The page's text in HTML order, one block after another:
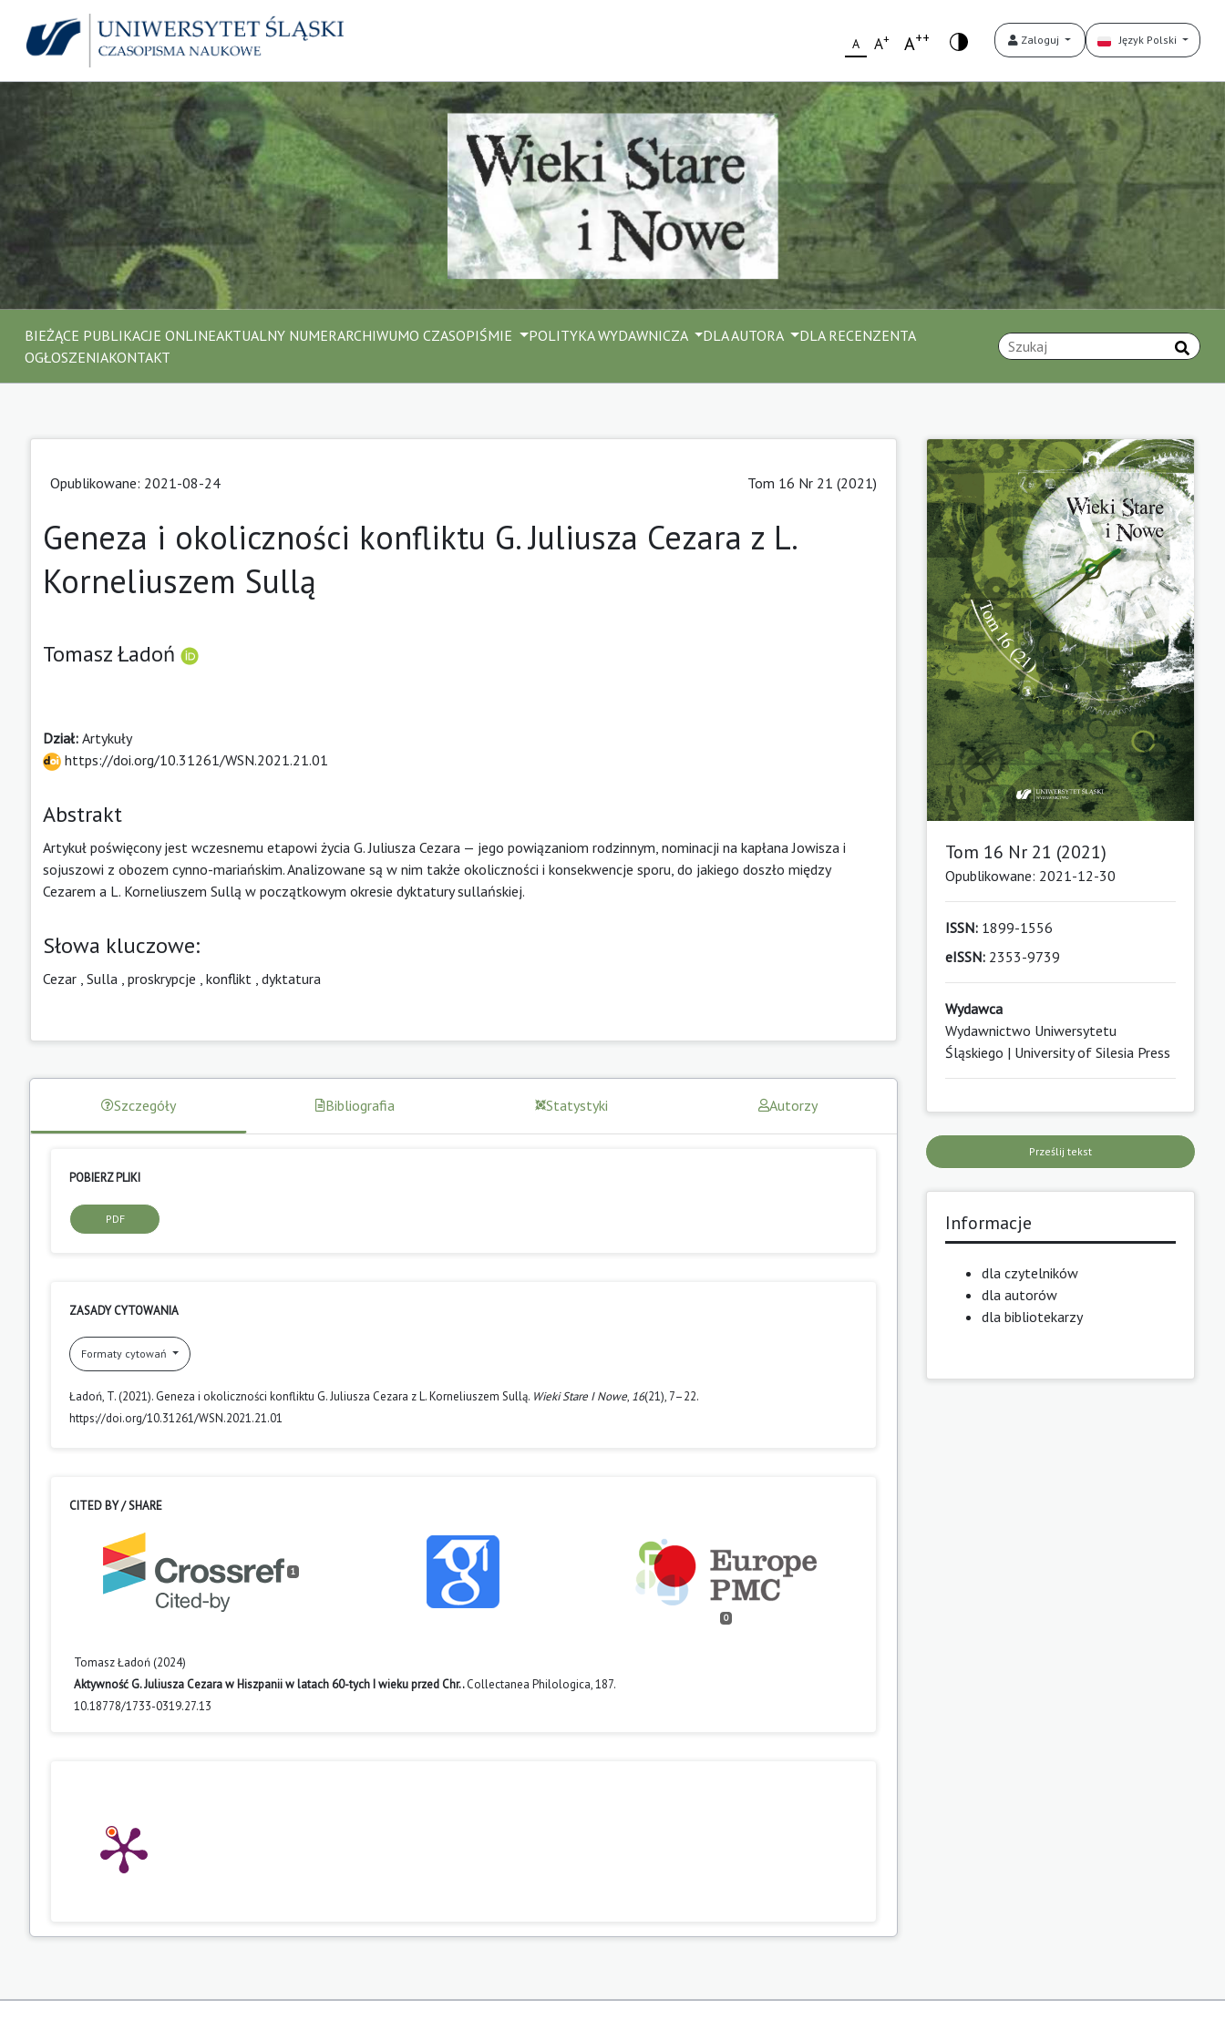
A A+ A++ Zaloguj Język Polski
BIEŻĄCE PUBLIKACJE ONLINEAKTUALNY NUMERARCHIWUMO CZASOPIŚMIE POLITYKA WYDAWNICZA DLA AUTORA
DLA RECENZENTA
OGŁOSZENIAKONTAKT
Opublikowane: 2021-08-24 Tom 16 Nr 21 (2021)
Geneza i okoliczności konfliktu G. Juliusza Cezara z L.
Korneliuszem Sullą
Tomasz Ładoń
Dział: Artykuły
https://doi.org/10.31261/WSN.2021.21.01
Abstrakt
Artykuł poświęcony jest wczesnemu etapowi życia G. Juliusza Cezara — jego powiązaniom rodzinnym, nominacji na kapłana Jowisza i
sojuszowi z obozem cynno-mariańskim. Analizowane są w nim także okoliczności i konsekwencje sporu, do jakiego doszło między
Cezarem a L. Korneliuszem Sullą w początkowym okresie dyktatury sullańskiej.
Słowa kluczowe:
Cezar Sulla proskrypcje konflikt dyktatura
Szczegóły Bibliografia Statystyki Autorzy
POBIERZ PLIKI
PDF
ZASADY CYTOWANIA
Formaty cytowań
Ładoń, T. (2021). Geneza i okoliczności konfliktu G. Juliusza Cezara z L. Korneliuszem Sullą. Wieki Stare I Nowe, 16(21), 7–22.
https://doi.org/10.31261/WSN.2021.21.01
CITED BY / SHARE
1
0
Tomasz Ładoń (2024)
Aktywność G. Juliusza Cezara w Hiszpanii w latach 60-tych I wieku przed Chr..Collectanea Philologica,187.
10.18778/1733-0319.27.13
Tom 16 Nr 21 (2021)
Opublikowane: 2021-12-30
ISSN:1899-1556
eISSN:2353-9739
Wydawca
Wydawnictwo Uniwersytetu
Śląskiego | University of Silesia Press
Prześlij tekst
Informacje
dla czytelników
dla autorów
dla bibliotekarzy